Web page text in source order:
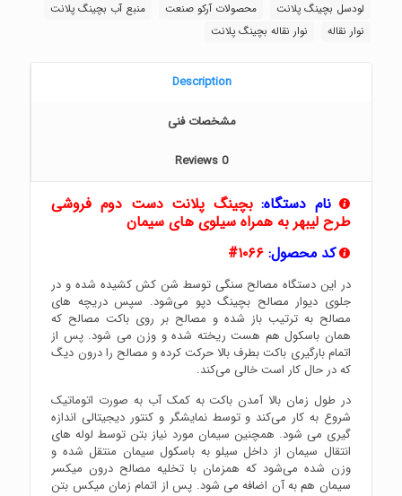
لودسل بچینگ پلانت
محصولات آرکو صنعت
منبع آب بچینگ پلانت
نوار نقاله
نوار نقاله بچینگ پلانت
Description
مشخصات فنی
Reviews0
نام دستگاه: بچینگ پلانت دست دوم فروشی
طرح لیبهر به همراه سیلوی های سیمان
کد محصول: ۱۰۶۶#
در این دستگاه مصالح سنگی توسط شن کش کشیده شده و در
جلوی دیوار مصالح بچینگ دپو می‌شود. سپس دریچه های
مصالح به ترتیب باز شده و مصالح بر روی باکت مصالح که
همان باسکول هم هست ریخته شده و وزن می ‌شود. پس از
اتمام بارگیری باکت بطرف بالا حرکت کرده و مصالح را درون دیگ
که در حال کار است خالی می‌کند.
در طول زمان بالا آمدن باکت به کمک آب به صورت اتوماتیک
شروع به کار می‌کند و توسط نمایشگر و کنتور دیجیتالی اندازه
گیری می شود. همچنین سیمان مورد نیاز بتن توسط لوله های
انتقال سیمان از داخل سیلو به باسکول سیمان منتقل شده و
وزن شده می‌شود که همزمان با تخلیه مصالح درون میکسر
سیمان هم به آن اضافه می شود. پس از اتمام زمان میکس بتن